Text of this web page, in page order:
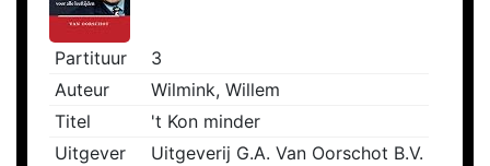
Partituur
3
Auteur
Wilmink, Willem
Titel
't Kon minder
Uitgever
Uitgeverij G.A. Van Oorschot B.V.